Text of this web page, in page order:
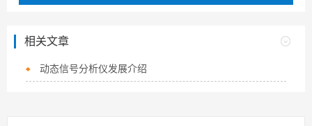
相关文章
动态信号分析仪发展介绍